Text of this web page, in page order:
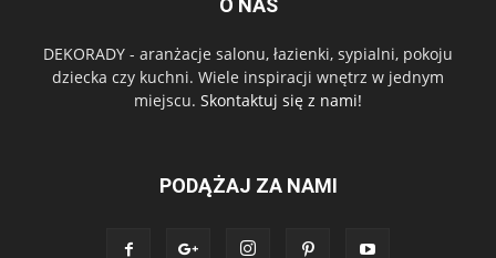
O NAS
DEKORADY - aranżacje salonu, łazienki, sypialni, pokoju
dziecka czy kuchni. Wiele inspiracji wnętrz w jednym
miejscu. Skontaktuj się z nami!
PODĄŻAJ ZA NAMI